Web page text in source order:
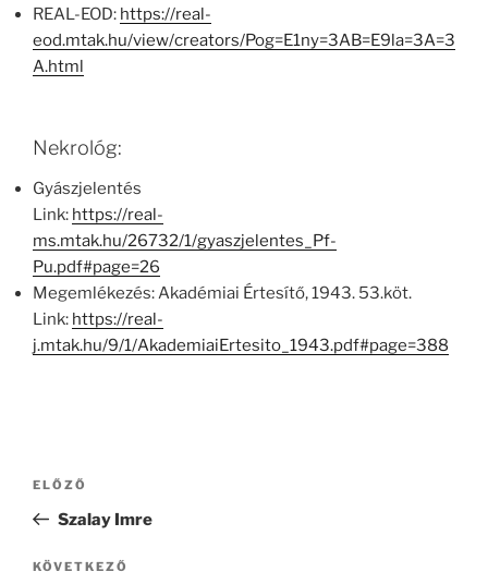
REAL-EOD: https://real-
eod.mtak.hu/view/creators/Pog=E1ny=3AB=E9la=3A=3
A.html
Nekrológ:
Gyászjelentés
Link: https://real-
ms.mtak.hu/26732/1/gyaszjelentes_Pf-
Pu.pdf#page=26
Megemlékezés: Akadémiai Értesítő, 1943. 53.köt.
Link: https://real-
j.mtak.hu/9/1/AkademiaiErtesito_1943.pdf#page=388
Bejegyzés
Korábbi
bejegyzés
ELŐZŐ
Szalay Imre
Következő
KÖVETKEZŐ